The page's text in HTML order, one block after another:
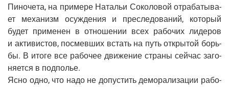
Пино­че­та, на при­ме­ре Ната­льи Соко­ло­вой отра­ба­ты­ва­
ет меха­низм осуж­де­ния и пре­сле­до­ва­ний, кото­рый
будет при­ме­нен в отно­ше­нии всех рабо­чих лиде­ров
и акти­ви­стов, посмев­ших встать на путь откры­той борь­
бы. В ито­ге все рабо­чее дви­же­ние стра­ны сей­час заго­
ня­ет­ся в под­по­лье.
Ясно одно, что надо не допу­стить демо­ра­ли­за­ции рабо­